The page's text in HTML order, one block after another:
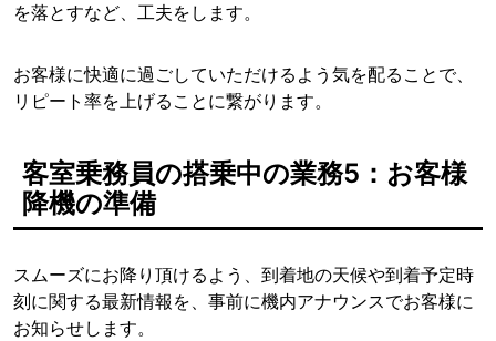
を落とすなど、工夫をします。
お客様に快適に過ごしていただけるよう気を配ることで、
リピート率を上げることに繋がります。
客室乗務員の搭乗中の業務5：お客様
降機の準備
スムーズにお降り頂けるよう、到着地の天候や到着予定時
刻に関する最新情報を、事前に機内アナウンスでお客様に
お知らせします。